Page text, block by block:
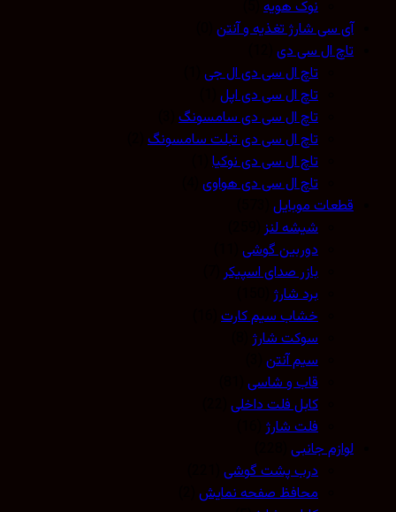
نوک هویه(5)
آی سی شارژ تغذیه و آنتن(0)
تاچ ال سی دی(12)
تاچ ال سی دی ال جی(1)
تاچ ال سی دی اپل(1)
تاچ ال سی دی سامسونگ(3)
تاچ ال سی دی تبلت سامسونگ(2)
تاچ ال سی دی نوکیا (1)
تاچ ال سی دی هواوی(4)
قطعات موبایل(573)
شیشه لنز(259)
دوربین گوشی(11)
بازر صدای اسپیکر(7)
برد شارژ(150)
خشاب سیم کارت(16)
سوکت شارژ(8)
سیم آنتن(3)
قاب و شاسی(81)
کابل فلت داخلی(22)
فلت شارژ(16)
لوازم جانبی(228)
درب پشت گوشی(221)
محافظ صفحه نمایش(2)